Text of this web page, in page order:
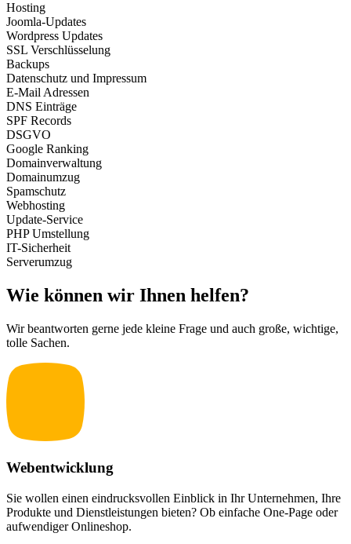
Hosting
Joomla-Updates
Wordpress Updates
SSL Verschlüsselung
Backups
Datenschutz und Impressum
E-Mail Adressen
DNS Einträge
SPF Records
DSGVO
Google Ranking
Domainverwaltung
Domainumzug
Spamschutz
Webhosting
Update-Service
PHP Umstellung
IT-Sicherheit
Serverumzug
Wie können wir Ihnen helfen?
Wir beantworten gerne jede kleine Frage und auch große, wichtige,
tolle Sachen.
Webentwicklung
Sie wollen einen eindrucksvollen Einblick in Ihr Unternehmen, Ihre
Produkte und Dienstleistungen bieten? Ob einfache One-Page oder
aufwendiger Onlineshop.